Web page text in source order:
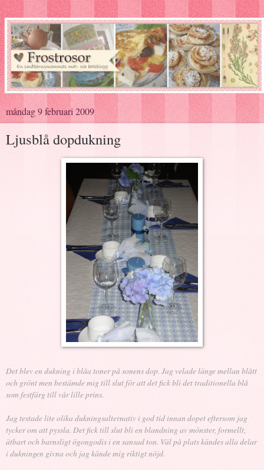
måndag 9 februari 2009
Ljusblå dopdukning
Det blev en dukning i blåa toner på sonens dop. Jag velade länge mellan blått
och grönt men bestämde mig till slut för att det fick bli det traditionella blå
som festfärg till vår lille prins.
Jag testade lite olika dukningsalternativ i god tid innan dopet eftersom jag
tycker om att pyssla. Det fick till slut bli en blandning av mönster, formellt,
ätbart och barnsligt ögongodis i en sansad ton. Väl på plats kändes alla delar
i dukningen givna och jag kände mig riktigt nöjd.